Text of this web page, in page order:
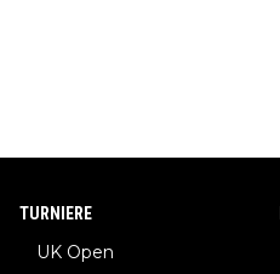
TURNIERE
UK Open